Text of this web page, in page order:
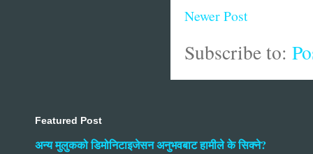
Newer Post
Subscribe to:
Featured Post
अन्य मुलुकको डिमोनिटाइजेसन अनुभवबाट हामीले के सिक्ने?